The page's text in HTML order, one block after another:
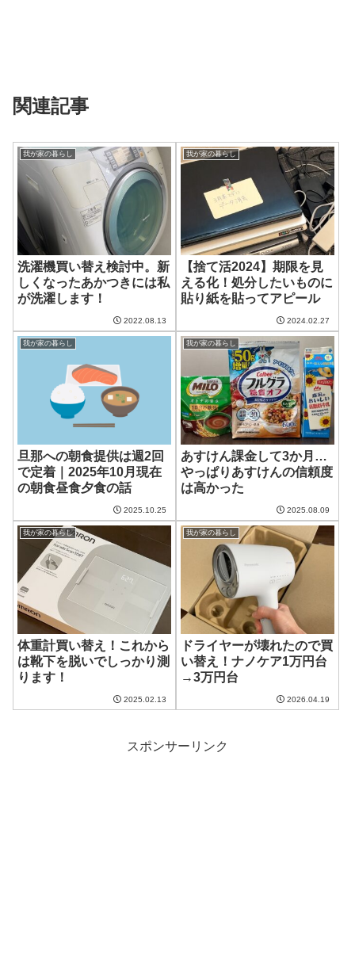
関連記事
我が家の暮らし
洗濯機買い替え検討中。新
しくなったあかつきには私
が洗濯します！
2022.08.13
我が家の暮らし
【捨て活2024】期限を見
える化！処分したいものに
貼り紙を貼ってアピール
2024.02.27
我が家の暮らし
旦那への朝食提供は週2回
で定着｜2025年10月現在
の朝食昼食夕食の話
2025.10.25
我が家の暮らし
あすけん課金して3か月…
やっぱりあすけんの信頼度
は高かった
2025.08.09
我が家の暮らし
体重計買い替え！これから
は靴下を脱いでしっかり測
ります！
2025.02.13
我が家の暮らし
ドライヤーが壊れたので買
い替え！ナノケア1万円台
→3万円台
2026.04.19
スポンサーリンク